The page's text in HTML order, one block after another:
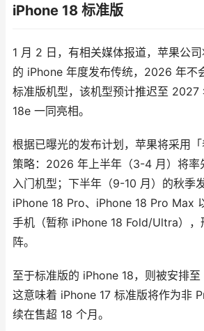
iPhone 18 标准版
1 月 2 日，有相关媒体报道，苹果公
的 iPhone 年度发布传统，2026 年不
标准版机型，该机型预计推迟至 2027
18e 一同亮相。
根据已曝光的发布计划，苹果将采用
策略：2026 年上半年（3-4 月）将率
入门机型；下半年（9-10 月）的秋季
iPhone 18 Pro、iPhone 18 Pro Max
手机（暂称 iPhone 18 Fold/Ultra），
阵。
至于标准版的 iPhone 18，则被安排至
这意味着 iPhone 17 标准版将作为非
续在售超 18 个月。